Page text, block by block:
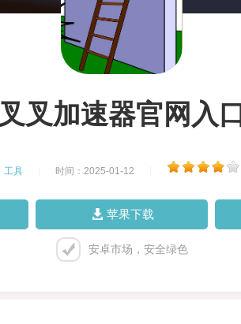
叉叉加速器官网入口
工具 时间：2025-01-12
苹果下载
安卓市场，安全绿色